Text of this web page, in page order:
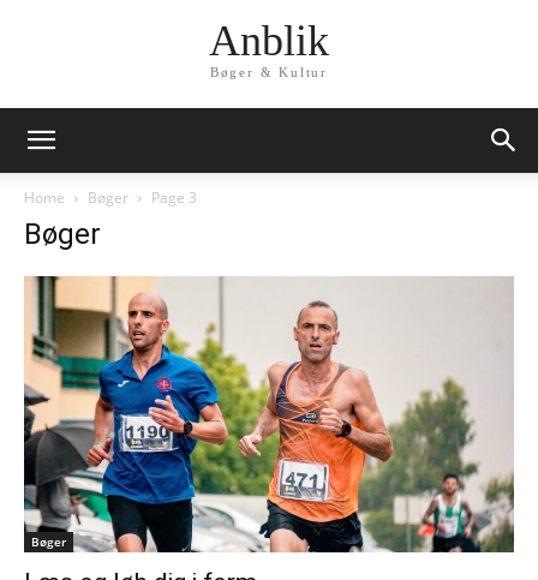
Anblik
Bøger & Kultur
Home Bøger Page 3
Bøger
Bøger